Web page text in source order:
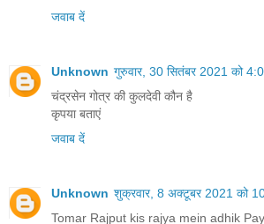
जवाब दें
Unknown गुरुवार, 30 सितंबर 2021 को
चंद्रसेन गोत्र की कुलदेवी कौन है
कृपया बताएं
जवाब दें
Unknown शुक्रवार, 8 अक्टूबर 2021 को
Tomar Rajput kis rajya mein adhik